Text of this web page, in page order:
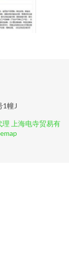
1幢J
理 上海电寺贸易有